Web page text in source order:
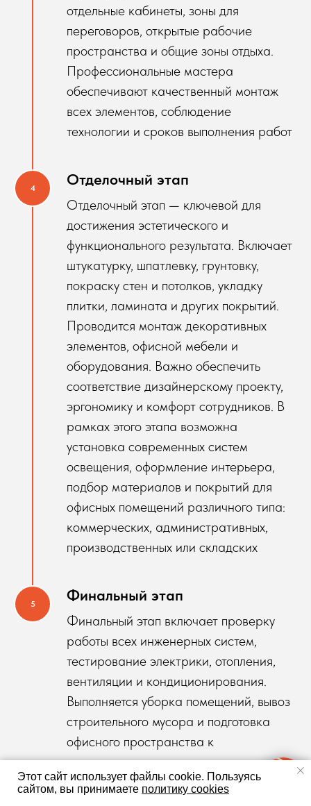
отдельные кабинеты, зоны для
переговоров, открытые рабочие
пространства и общие зоны отдыха.
Профессиональные мастера
обеспечивают качественный монтаж
всех элементов, соблюдение
технологии и сроков выполнения работ
Отделочный этап
Отделочный этап — ключевой для
достижения эстетического и
функционального результата. Включает
штукатурку, шпатлевку, грунтовку,
покраску стен и потолков, укладку
плитки, ламината и других покрытий.
Проводится монтаж декоративных
элементов, офисной мебели и
оборудования. Важно обеспечить
соответствие дизайнерскому проекту,
эргономику и комфорт сотрудников. В
рамках этого этапа возможна
установка современных систем
освещения, оформление интерьера,
подбор материалов и покрытий для
офисных помещений различного типа:
коммерческих, административных,
производственных или складских
Финальный этап
Финальный этап включает проверку
работы всех инженерных систем,
тестирование электрики, отопления,
вентиляции и кондиционирования.
Выполняется уборка помещений, вывоз
строительного мусора и подготовка
офисного пространства к
эксплуатации.
Обеспечивается сдача объекта
Этот сайт использует файлы cookie. Пользуясь
сайтом, вы принимаете политику cookies